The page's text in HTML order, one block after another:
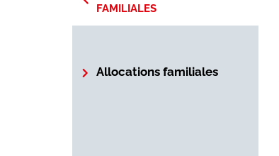
FAMILIALES
Allocations familiales